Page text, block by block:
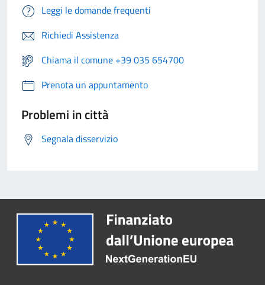
Leggi le domande frequenti
Richiedi Assistenza
Chiama il comune +39 035 654700
Prenota un appuntamento
Problemi in città
Segnala disservizio